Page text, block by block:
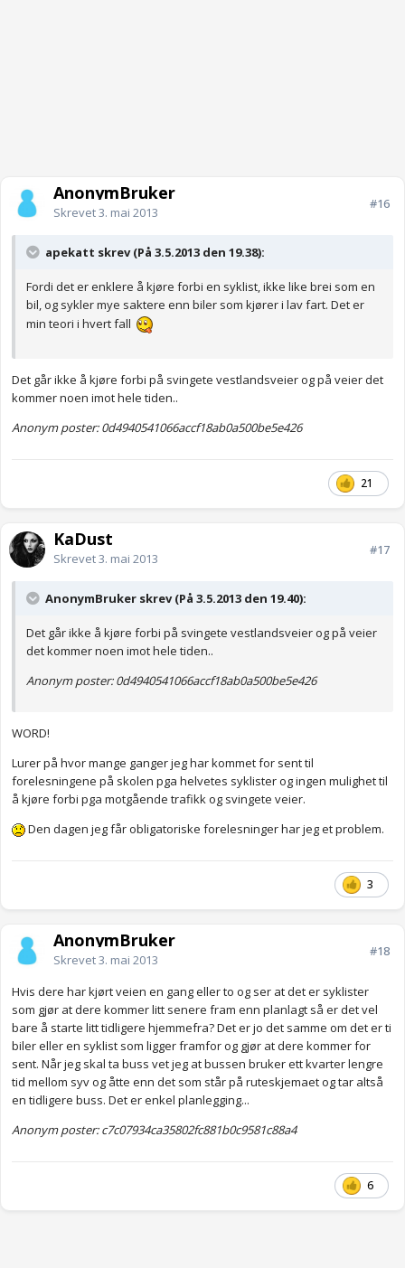
AnonymBruker
Skrevet3. mai 2013
#16
apekatt skrev (På 3.5.2013 den 19.38):
Fordi det er enklere å kjøre forbi en syklist, ikke like brei som en
bil, og sykler mye saktere enn biler som kjører i lav fart. Det er
min teori i hvert fall
Det går ikke å kjøre forbi på svingete vestlandsveier og på veier det
kommer noen imot hele tiden..
Anonym poster: 0d4940541066accf18ab0a500be5e426
21
KaDust
Skrevet3. mai 2013
#17
AnonymBruker skrev (På 3.5.2013 den 19.40):
Det går ikke å kjøre forbi på svingete vestlandsveier og på veier
det kommer noen imot hele tiden..
Anonym poster: 0d4940541066accf18ab0a500be5e426
WORD!
Lurer på hvor mange ganger jeg har kommet for sent til
forelesningene på skolen pga helvetes syklister og ingen mulighet til
å kjøre forbi pga motgående trafikk og svingete veier.
Den dagen jeg får obligatoriske forelesninger har jeg et problem.
3
AnonymBruker
Skrevet3. mai 2013
#18
Hvis dere har kjørt veien en gang eller to og ser at det er syklister
som gjør at dere kommer litt senere fram enn planlagt så er det vel
bare å starte litt tidligere hjemmefra? Det er jo det samme om det er ti
biler eller en syklist som ligger framfor og gjør at dere kommer for
sent. Når jeg skal ta buss vet jeg at bussen bruker ett kvarter lengre
tid mellom syv og åtte enn det som står på ruteskjemaet og tar altså
en tidligere buss. Det er enkel planlegging...
Anonym poster: c7c07934ca35802fc881b0c9581c88a4
6